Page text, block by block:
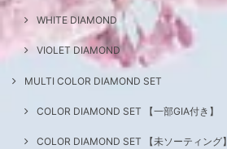
WHITE DIAMOND
VIOLET DIAMOND
MULTI COLOR DIAMOND SET
COLOR DIAMOND SET 【一部GIA付き】
COLOR DIAMOND SET 【未ソーティング】